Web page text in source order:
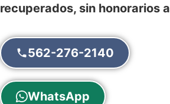
recuperados, sin honorarios
562-276-2140
WhatsApp